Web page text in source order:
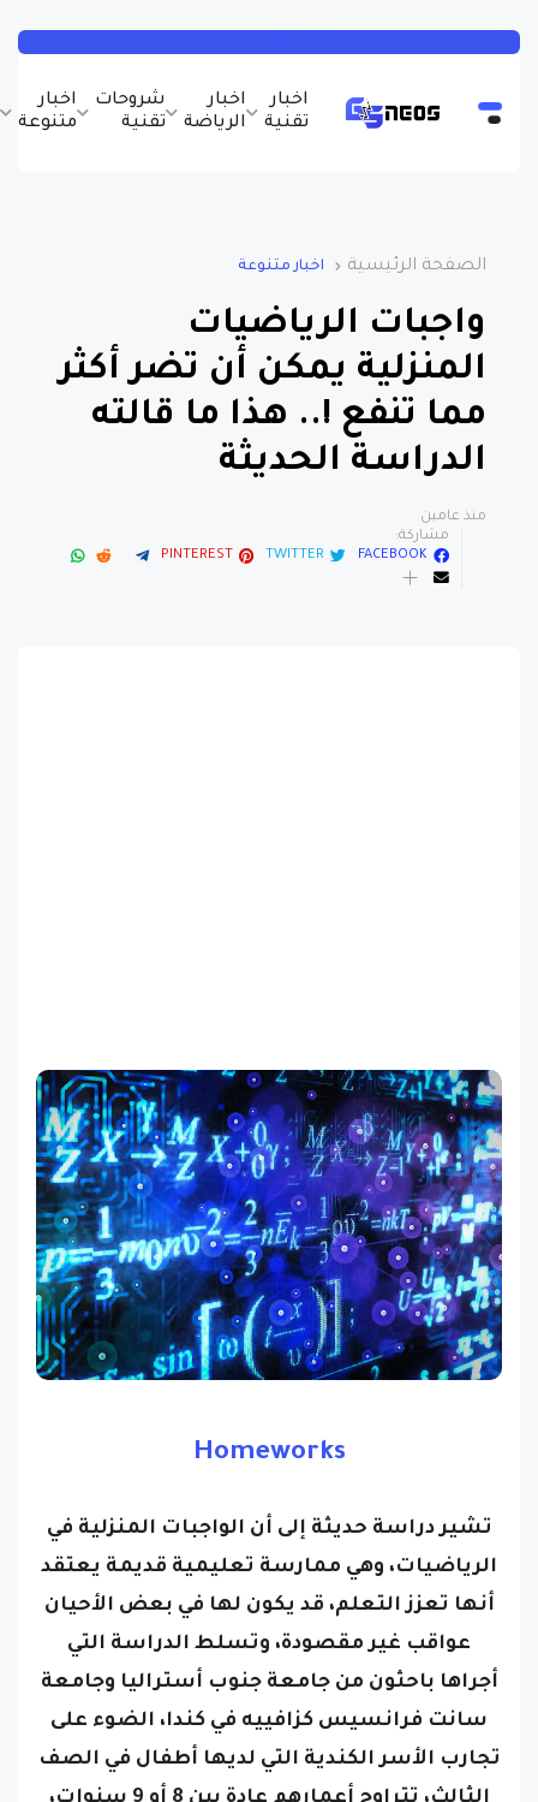
اخبار
تقنية
اخبار
الرياضة
شروحات
تقنية
اخبار
متنوعة
الصفحة الرئيسية اخبار متنوعة
واجبات الرياضيات
المنزلية يمكن أن تضر أكثر
مما تنفع !.. هذا ما قالته
الدراسة الحديثة
منذ عامين
مشاركة:
FACEBOOK
TWITTER
PINTEREST
Homeworks
تشير دراسة حديثة إلى أن الواجبات المنزلية في
الرياضيات، وهي ممارسة تعليمية قديمة يعتقد
أنها تعزز التعلم، قد يكون لها في بعض الأحيان
عواقب غير مقصودة، وتسلط الدراسة التي
أجراها باحثون من جامعة جنوب أستراليا وجامعة
سانت فرانسيس كزافييه في كندا، الضوء على
تجارب الأسر الكندية التي لديها أطفال في الصف